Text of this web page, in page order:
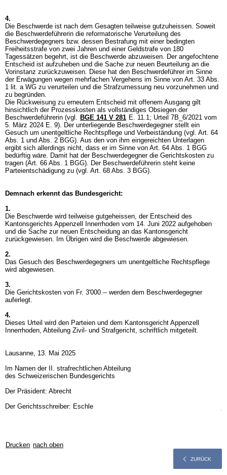
4.
Die Beschwerde ist nach dem Gesagten teilweise gutzuheissen. Soweit
die Beschwerdeführerin die reformatorische Verurteilung des
Beschwerdegegners bzw. dessen Bestrafung mit einer bedingten
Freiheitsstrafe von zwei Jahren und einer Geldstrafe von 180
Tagessätzen begehrt, ist die Beschwerde abzuweisen. Der angefochtene
Entscheid ist aufzuheben und die Sache zur neuen Beurteilung an die
Vorinstanz zurückzuweisen. Diese hat den Beschwerdeführer im Sinne
der Erwägungen wegen mehrfachen Vergehens im Sinne von Art. 33 Abs.
1 lit. a WG zu verurteilen und die Strafzumessung neu vorzunehmen und
zu begründen.
Die Rückweisung zu erneutem Entscheid mit offenem Ausgang gilt
hinsichtlich der Prozesskosten als vollständiges Obsiegen der
Beschwerdeführerin (vgl. BGE 141 V 281 E. 11.1; Urteil 7B_6/2021 vom
5. März 2024 E. 9). Der unterliegende Beschwerdegegner stellt ein
Gesuch um unentgeltliche Rechtspflege und Verbeiständung (vgl. Art. 64
Abs. 1 und Abs. 2 BGG). Aus den von ihm eingereichten Unterlagen
ergibt sich allerdings nicht, dass er im Sinne von Art. 64 Abs. 1 BGG
bedürftig wäre. Damit hat der Beschwerdegegner die Gerichtskosten zu
tragen (Art. 66 Abs. 1 BGG). Der Beschwerdeführerin steht keine
Parteientschädigung zu (vgl. Art. 68 Abs. 3 BGG).
Demnach erkennt das Bundesgericht:
1.
Die Beschwerde wird teilweise gutgeheissen, der Entscheid des
Kantonsgerichts Appenzell Innerrhoden vom 14. Juni 2022 aufgehoben
und die Sache zur neuen Entscheidung an das Kantonsgericht
zurückgewiesen. Im Übrigen wird die Beschwerde abgewiesen.
2.
Das Gesuch des Beschwerdegegners um unentgeltliche Rechtspflege
wird abgewiesen.
3.
Die Gerichtskosten von Fr. 3'000.-- werden dem Beschwerdegegner
auferlegt.
4.
Dieses Urteil wird den Parteien und dem Kantonsgericht Appenzell
Innerrhoden, Abteilung Zivil- und Strafgericht, schriftlich mitgeteilt.
Lausanne, 13. Mai 2025
Im Namen der II. strafrechtlichen Abteilung
des Schweizerischen Bundesgerichts
Der Präsident: Abrecht
Der Gerichtsschreiber: Eschle
Drucken nach oben
ZURÜCK